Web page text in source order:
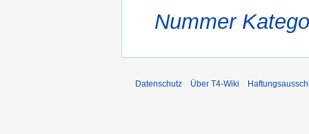
Nummer
Datenschutz Über T4-Wiki